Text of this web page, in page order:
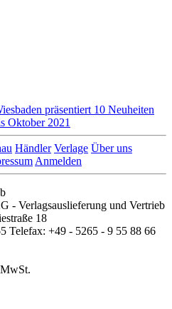
präsentiert 10 Neuheiten
Oktober 2021
Händler Verlage Über uns
Anmelden
- Verlagsauslieferung und Vertrieb
18
Telefax: +49 - 5265 - 9 55 88 66